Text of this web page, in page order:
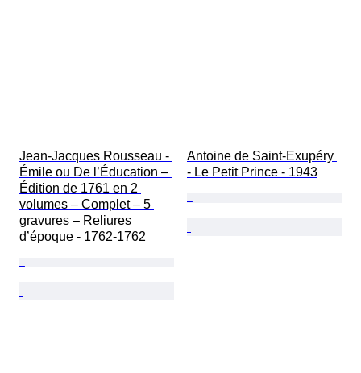
Jean-Jacques Rousseau -
Émile ou De l’Éducation –
Édition de 1761 en 2
volumes – Complet – 5
gravures – Reliures
d’époque - 1762-1762
Antoine de Saint-Exupéry
- Le Petit Prince - 1943